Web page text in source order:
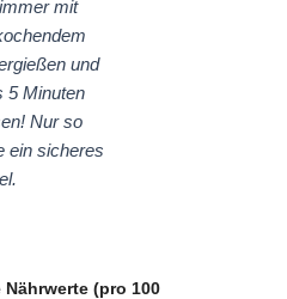
mit
und
5 Minuten
Nur so
ein sicheres
(pro 100